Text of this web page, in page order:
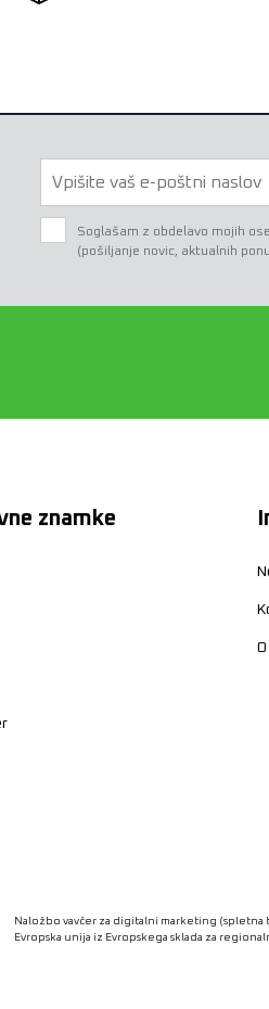
Soglašam z obdelavo mojih
(pošiljanje novic, aktualnih
znamke
Naložbo vavčer za digitalni marketing
Evropska unija iz Evropskega sklada za